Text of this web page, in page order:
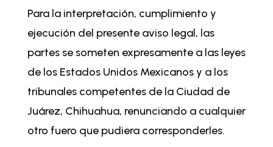
Para la interpretación, cumplimiento y
ejecución del presente aviso legal, las
partes se someten expresamente a las leyes
de los Estados Unidos Mexicanos y a los
tribunales competentes de la Ciudad de
Juárez, Chihuahua, renunciando a cualquier
otro fuero que pudiera corresponderles.